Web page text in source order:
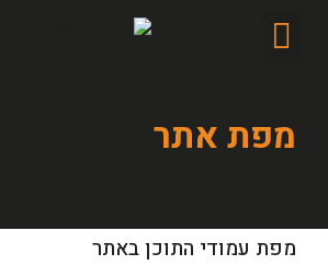
מפת אתר
מפת עמודי התוכן באתר